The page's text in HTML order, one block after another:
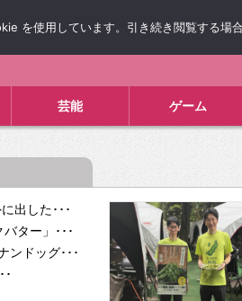
芸能 ゲーム
出した･･･
ター」･･･
ンドッグ･･･
･
を使用しています。引き続き閲覧する場